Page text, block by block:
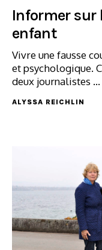
Informer sur
enfant
Vivre une fausse
et psychologique.
deux journalistes ...
ALYSSA REICHLIN